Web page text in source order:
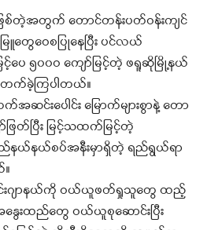
တဲ့အတွက် တောင်တန်းပတ်ဝန်းကျင်
ြူတွေဝေစပြုနေပြီး ပင်လယ်
ပေ ၅၀၀ဝ ကျော်မြင့်တဲ့ ဖရူဆိုမြို့နယ်
တက်ခဲ့ကြပါတယ်။
င်းပေါင်း မြောက်များစွာနဲ့ တော
ဖြတ်ပြီး မြင့်သထက်မြင့်တဲ့
နယ်နယ်စပ်အနီးမှာရှိတဲ့ ရည်ရွယ်ရာ
းဂျာနယ်ကို ဝယ်ယူဖတ်ရှုသူတွေ ထည့်
ေးထည်တွေ ဝယ်ယူစုဆောင်းပြီး